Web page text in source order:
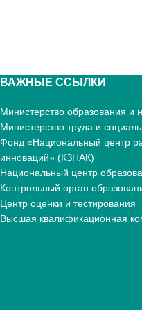
ВАЖНЫЕ ССЫЛКИ
Министерство образования и
Министерство труда и
Фонд «Национальный центр
инноваций» (КЗНАК)
Национальный центр
Контрольный орган
Центр оценки и тестирования
Высшая квалификационная